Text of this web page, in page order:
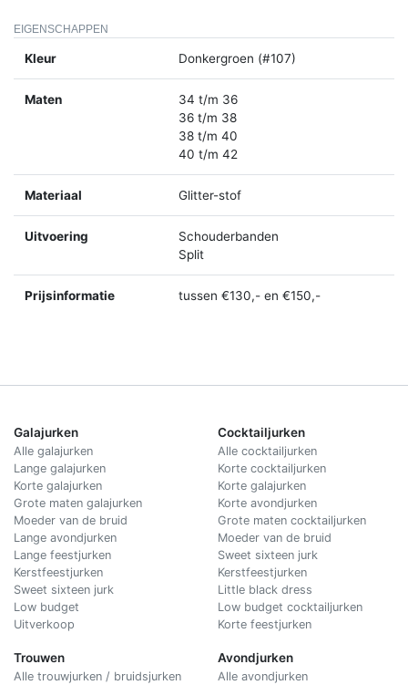
EIGENSCHAPPEN
Kleur Donkergroen (#107)
Maten
34 t/m 36
36 t/m 38
38 t/m 40
40 t/m 42
Materiaal Glitter-stof
Uitvoering
Schouderbanden
Split
Prijsinformatie tussen €130,- en €150,-
Galajurken
Alle galajurken
Lange galajurken
Korte galajurken
Grote maten galajurken
Moeder van de bruid
Lange avondjurken
Lange feestjurken
Kerstfeestjurken
Sweet sixteen jurk
Low budget
Uitverkoop
Trouwen
Alle trouwjurken / bruidsjurken
Cocktailjurken
Alle cocktailjurken
Korte cocktailjurken
Korte galajurken
Korte avondjurken
Grote maten cocktailjurken
Moeder van de bruid
Sweet sixteen jurk
Kerstfeestjurken
Little black dress
Low budget cocktailjurken
Korte feestjurken
Avondjurken
Alle avondjurken